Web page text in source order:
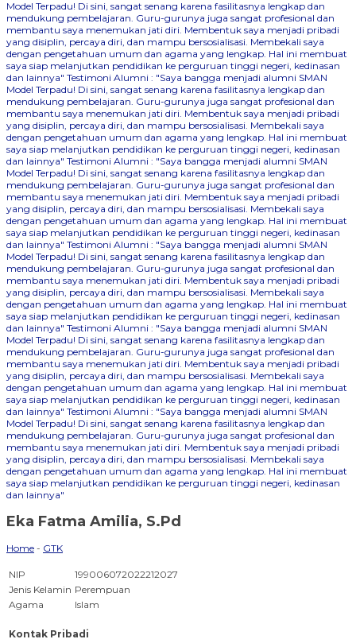
Model Terpadu! Di sini, sangat senang karena fasilitasnya lengkap dan
mendukung pembelajaran. Guru-gurunya juga sangat profesional dan
membantu saya menemukan jati diri. Membentuk saya menjadi pribadi
yang disiplin, percaya diri, dan mampu bersosialisasi. Membekali saya
dengan pengetahuan umum dan agama yang lengkap. Hal ini membuat
saya siap melanjutkan pendidikan ke perguruan tinggi negeri, kedinasan
dan lainnya" Testimoni Alumni : "Saya bangga menjadi alumni SMAN
Model Terpadu! Di sini, sangat senang karena fasilitasnya lengkap dan
mendukung pembelajaran. Guru-gurunya juga sangat profesional dan
membantu saya menemukan jati diri. Membentuk saya menjadi pribadi
yang disiplin, percaya diri, dan mampu bersosialisasi. Membekali saya
dengan pengetahuan umum dan agama yang lengkap. Hal ini membuat
saya siap melanjutkan pendidikan ke perguruan tinggi negeri, kedinasan
dan lainnya" Testimoni Alumni : "Saya bangga menjadi alumni SMAN
Model Terpadu! Di sini, sangat senang karena fasilitasnya lengkap dan
mendukung pembelajaran. Guru-gurunya juga sangat profesional dan
membantu saya menemukan jati diri. Membentuk saya menjadi pribadi
yang disiplin, percaya diri, dan mampu bersosialisasi. Membekali saya
dengan pengetahuan umum dan agama yang lengkap. Hal ini membuat
saya siap melanjutkan pendidikan ke perguruan tinggi negeri, kedinasan
dan lainnya" Testimoni Alumni : "Saya bangga menjadi alumni SMAN
Model Terpadu! Di sini, sangat senang karena fasilitasnya lengkap dan
mendukung pembelajaran. Guru-gurunya juga sangat profesional dan
membantu saya menemukan jati diri. Membentuk saya menjadi pribadi
yang disiplin, percaya diri, dan mampu bersosialisasi. Membekali saya
dengan pengetahuan umum dan agama yang lengkap. Hal ini membuat
saya siap melanjutkan pendidikan ke perguruan tinggi negeri, kedinasan
dan lainnya" Testimoni Alumni : "Saya bangga menjadi alumni SMAN
Model Terpadu! Di sini, sangat senang karena fasilitasnya lengkap dan
mendukung pembelajaran. Guru-gurunya juga sangat profesional dan
membantu saya menemukan jati diri. Membentuk saya menjadi pribadi
yang disiplin, percaya diri, dan mampu bersosialisasi. Membekali saya
dengan pengetahuan umum dan agama yang lengkap. Hal ini membuat
saya siap melanjutkan pendidikan ke perguruan tinggi negeri, kedinasan
dan lainnya" Testimoni Alumni : "Saya bangga menjadi alumni SMAN
Model Terpadu! Di sini, sangat senang karena fasilitasnya lengkap dan
mendukung pembelajaran. Guru-gurunya juga sangat profesional dan
membantu saya menemukan jati diri. Membentuk saya menjadi pribadi
yang disiplin, percaya diri, dan mampu bersosialisasi. Membekali saya
dengan pengetahuan umum dan agama yang lengkap. Hal ini membuat
saya siap melanjutkan pendidikan ke perguruan tinggi negeri, kedinasan
dan lainnya"
Eka Fatma Amilia, S.Pd
Home - GTK
NIP
199006072022212027
Jenis Kelamin Perempuan
Agama
Islam
Kontak Pribadi